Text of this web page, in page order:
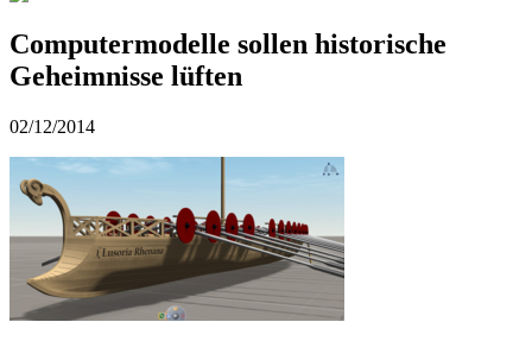
Computermodelle sollen historische
Geheimnisse lüften
02/12/2014